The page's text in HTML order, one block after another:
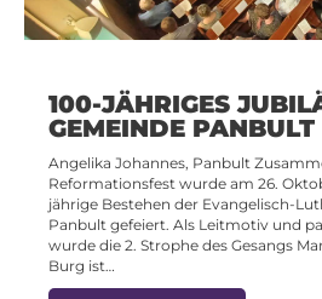
100-JÄHRIGES
GEMEINDE PANBULT
Angelika Johannes, Panbult
Reformationsfest wurde am 26.
jährige Bestehen der Evangelisch-
Panbult gefeiert. Als Leitmotiv und
wurde die 2. Strophe des Gesangs
Burg ist…